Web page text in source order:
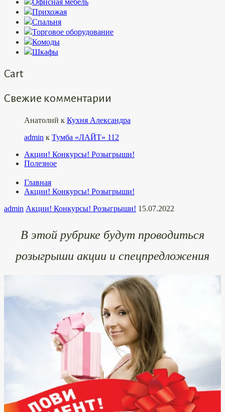
Офисная мебель
Прихожая
Спальня
Торговое оборудование
Комоды
Шкафы
Cart
Свежие комментарии
Анатолий к Кухня Александра
admin к Тумба «ЛАЙТ» 112
Акции! Конкурсы! Розыгрыши!
Полезное
Главная
Акции! Конкурсы! Розыгрыши!
admin Акции! Конкурсы! Розыгрыши! 15.07.2022
В этой рубрике будут проводиться
розыгрыши акции и спецпредложения